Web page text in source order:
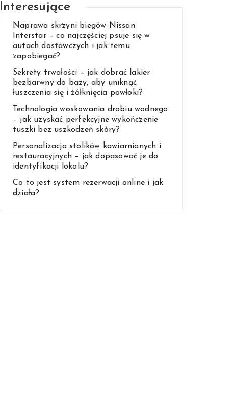
Interesujące
Naprawa skrzyni biegów Nissan
Interstar – co najczęściej psuje się w
autach dostawczych i jak temu
zapobiegać?
Sekrety trwałości – jak dobrać lakier
bezbarwny do bazy, aby uniknąć
łuszczenia się i żółknięcia powłoki?
Technologia woskowania drobiu wodnego
– jak uzyskać perfekcyjne wykończenie
tuszki bez uszkodzeń skóry?
Personalizacja stolików kawiarnianych i
restauracyjnych – jak dopasować je do
identyfikacji lokalu?
Co to jest system rezerwacji online i jak
działa?